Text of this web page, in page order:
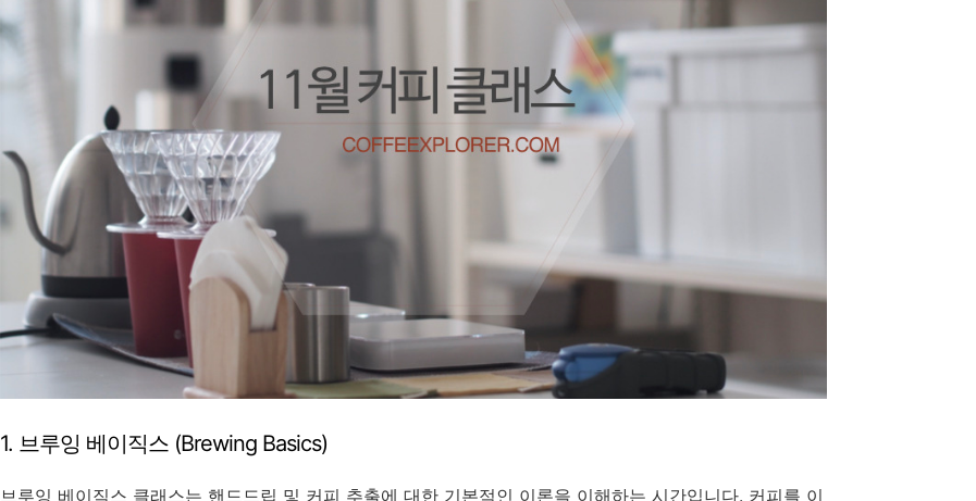
1. 브루잉 베이직스 (Brewing Basics)
브루잉 베이직스 클래스는 핸드드립 및 커피 추출에 대한 기본적인 이론을 이해하는 시간입니다. 커피를 이